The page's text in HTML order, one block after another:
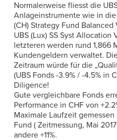
Normalerweise fliesst die
Anlageinstrumente wie in
(CH) Strategy Fund Balanced
UBS (Lux) SS Syst Allocation
letzteren werden rund 1,866
Kundengeldern verwaltet.
Zeitraum würde für die
(UBS Fonds -3.9% / -4.5% in
Diligence!
Gute vergleichbare Fonds
Performance in CHF von
Maximale Laufzeit gemessen
Fund ( Zeitmessung, Mai
andere +11%.